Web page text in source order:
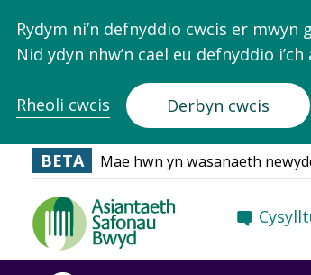
Rydym ni’n defnyddio cwcis er
Nid ydyn nhw’n cael eu defnyddio
Rheoli cwcis Derbyn cwcis
BETA Mae hwn yn wasanaeth
Food
Standards
Agency